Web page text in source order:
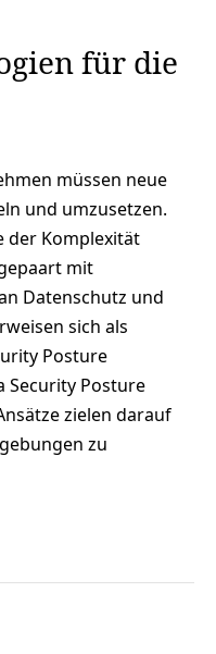
für die
müssen neue
und umzusetzen.
der Komplexität
mit
Datenschutz und
sich als
Posture
Security Posture
zielen darauf
zu